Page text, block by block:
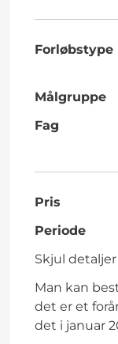
Forløbstype
Målgruppe
Fag
Pris
Periode
Skjul detaljer
Man kan
det er et
det i januar